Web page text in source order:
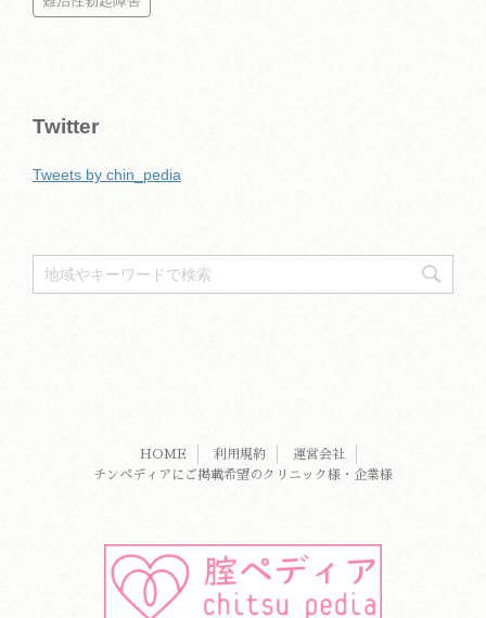
Twitter
Tweets by chin_pedia
HOME 利用規約
運営会社
チンペディアにご掲載希望のクリニック様・企業様